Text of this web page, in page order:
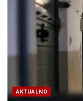
AKTUALNO